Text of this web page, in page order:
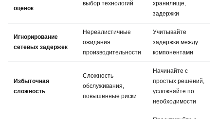
оценок
выбор технологий
хранилище,
задержки
Игнорирование
сетевых задержек
Нереалистичные
ожидания
производительности
Учитывайте
задержки между
компонентами
Избыточная
сложность
Сложность
обслуживания,
повышенные риски
Начинайте с
простых решений,
усложняйте по
необходимости